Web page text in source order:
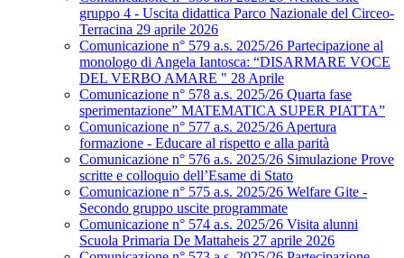
gruppo 4 - Uscita didattica Parco Nazionale del Circeo-
Terracina 29 aprile 2026
Comunicazione n° 579 a.s. 2025/26 Partecipazione al
monologo di Angela Iantosca: “DISARMARE VOCE
DEL VERBO AMARE " 28 Aprile
Comunicazione n° 578 a.s. 2025/26 Quarta fase
sperimentazione” MATEMATICA SUPER PIATTA”
Comunicazione n° 577 a.s. 2025/26 Apertura
formazione - Educare al rispetto e alla parità
Comunicazione n° 576 a.s. 2025/26 Simulazione Prove
scritte e colloquio dell’Esame di Stato
Comunicazione n° 575 a.s. 2025/26 Welfare Gite -
Secondo gruppo uscite programmate
Comunicazione n° 574 a.s. 2025/26 Visita alunni
Scuola Primaria De Mattaheis 27 aprile 2026